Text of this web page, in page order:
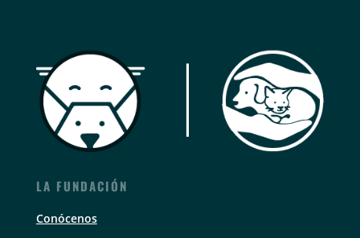
LA FUNDACIÓN
Conócenos